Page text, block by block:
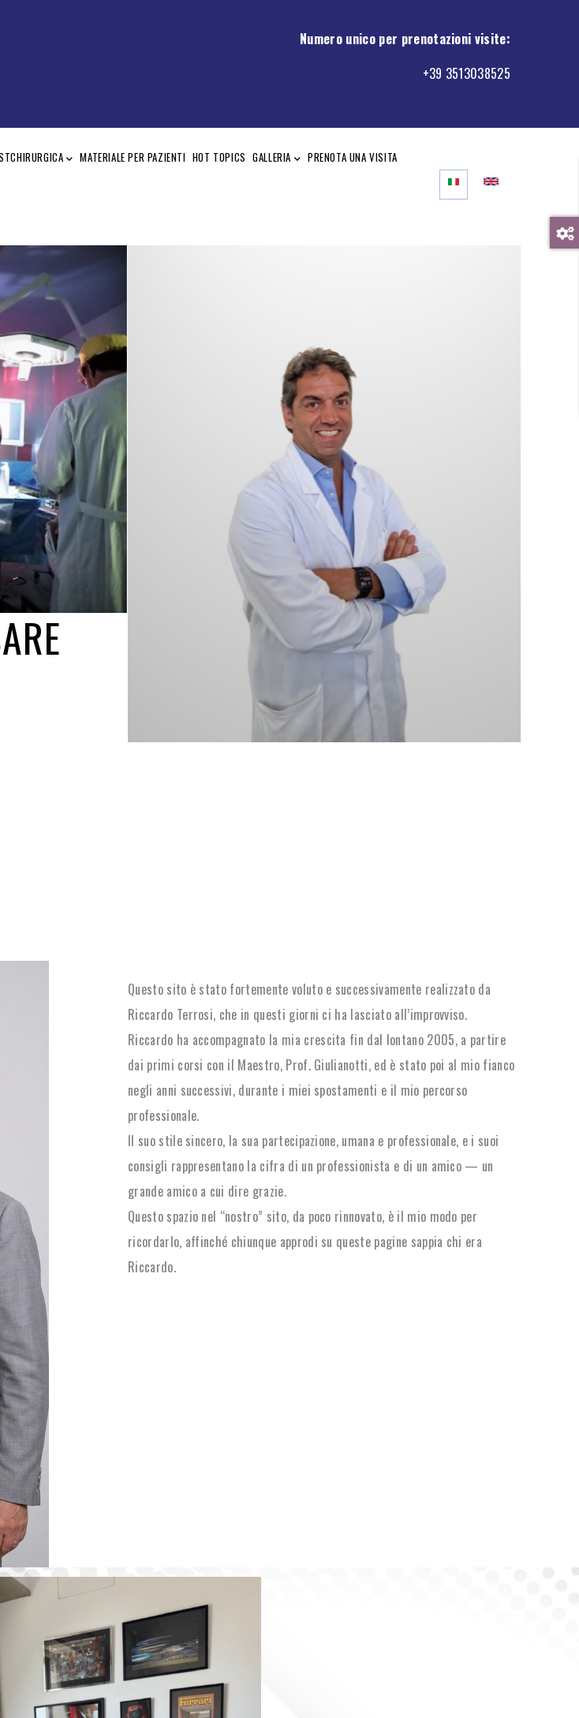
Numero unico per prenotazioni visite:
+39 3513038525
MATERIALE PER PAZIENTI HOT TOPICS GALLERIA PRENOTA UNA VISITA
Questo sito è stato fortemente voluto e successivamente realizzato da
Riccardo Terrosi, che in questi giorni ci ha lasciato all’improvviso.
Riccardo ha accompagnato la mia crescita fin dal lontano 2005, a partire
dai primi corsi con il Maestro, Prof. Giulianotti, ed è stato poi al mio fianco
negli anni successivi, durante i miei spostamenti e il mio percorso
professionale.
Il suo stile sincero, la sua partecipazione, umana e professionale, e i suoi
consigli rappresentano la cifra di un professionista e di un amico — un
grande amico a cui dire grazie.
Questo spazio nel “nostro” sito, da poco rinnovato, è il mio modo per
ricordarlo, affinché chiunque approdi su queste pagine sappia chi era
Riccardo.
21 LUG, 2023
DEL CANCRO ALLA PROSTATA, LE IENE 2022